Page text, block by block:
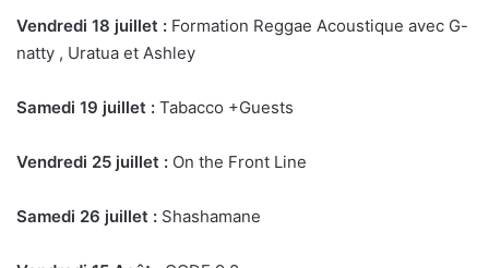
Vendredi 18 juillet : Formation Reggae Acoustique avec G-
natty , Uratua et Ashley
Samedi 19 juillet : Tabacco +Guests
Vendredi 25 juillet : On the Front Line
Samedi 26 juillet : Shashamane